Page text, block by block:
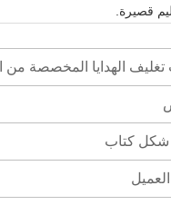
قصيرة.
الهدايا المخصصة من
كتاب